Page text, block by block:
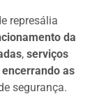
represália
da
,serviços
as
segurança.